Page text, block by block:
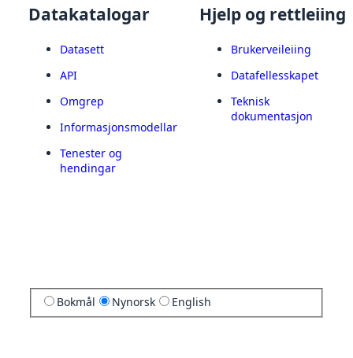
Datakatalogar
Datasett
API
Omgrep
Informasjonsmodellar
Tenester og
hendingar
Hjelp og rettleiing
Brukerveileiing
Datafellesskapet
Teknisk
dokumentasjon
Bokmål Nynorsk English